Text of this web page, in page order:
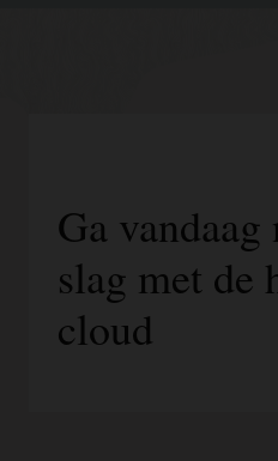
Ga vandaag
slag met de
cloud